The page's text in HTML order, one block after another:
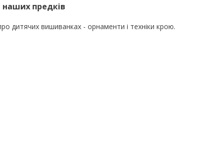
предків
дитячих вишиванках - орнаменти і техніки крою.